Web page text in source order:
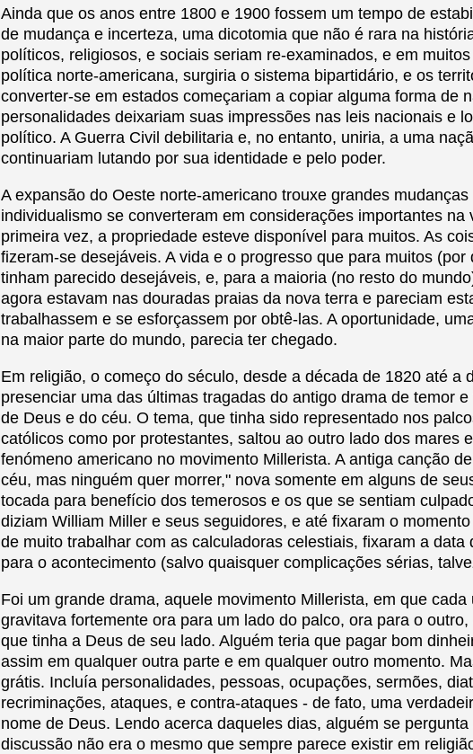
Ainda que os anos entre 1800 e 1900 fossem um tempo de
de mudança e incerteza, uma dicotomia que não é rara na
políticos, religiosos, e sociais seriam re-examinados, e em
política norte-americana, surgiria o sistema bipartidário, e os
converter-se em estados começariam a copiar alguma forma de
personalidades deixariam suas impressões nas leis nacionais e
político. A Guerra Civil debilitaria e, no entanto, uniria, a uma
continuariam lutando por sua identidade e pelo poder.
A expansão do Oeste norte-americano trouxe grandes
individualismo se converteram em considerações importantes na
primeira vez, a propriedade esteve disponível para muitos. As
fizeram-se desejáveis. A vida e o progresso que para muitos (por
tinham parecido desejáveis, e, para a maioria (no resto do
agora estavam nas douradas praias da nova terra e pareciam
trabalhassem e se esforçassem por obtê-las. A oportunidade,
na maior parte do mundo, parecia ter chegado.
Em religião, o começo do século, desde a década de 1820 até a
presenciar uma das últimas tragadas do antigo drama de temor
de Deus e do céu. O tema, que tinha sido representado nos
católicos como por protestantes, saltou ao outro lado dos mares
fenómeno americano no movimento Millerista. A antiga canção
céu, mas ninguém quer morrer," nova somente em alguns de
tocada para benefício dos temerosos e os que se sentiam
diziam William Miller e seus seguidores, e até fixaram o
de muito trabalhar com as calculadoras celestiais, fixaram a data
para o acontecimento (salvo quaisquer complicações sérias,
Foi um grande drama, aquele movimento Millerista, em que
gravitava fortemente ora para um lado do palco, ora para o
que tinha a Deus de seu lado. Alguém teria que pagar bom
assim em qualquer outra parte e em qualquer outro momento.
grátis. Incluía personalidades, pessoas, ocupações, sermões,
recriminações, ataques, e contra-ataques - de fato, uma
nome de Deus. Lendo acerca daqueles dias, alguém se
discussão não era o mesmo que sempre parece existir em